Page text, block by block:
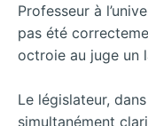
Professeur à
pas été
octroie au juge un
Le législateur,
simultanément